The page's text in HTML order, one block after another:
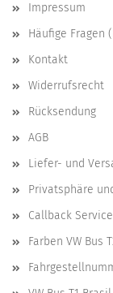
Impressum
Häufige Fragen
Kontakt
Widerrufsrecht
Rücksendung
AGB
Liefer- und
Privatsphäre
Callback Service
Farben VW Bus